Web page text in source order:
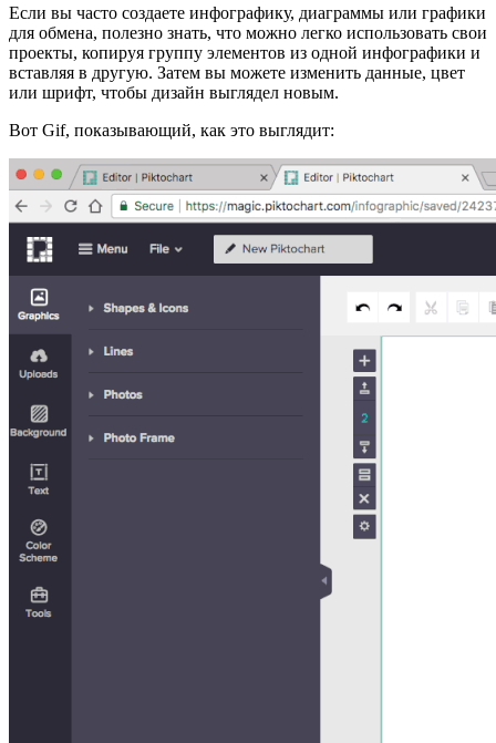
Если вы часто создаете инфографику, диаграммы или графики
для обмена, полезно знать, что можно легко использовать свои
проекты, копируя группу элементов из одной инфографики и
вставляя в другую. Затем вы можете изменить данные, цвет
или шрифт, чтобы дизайн выглядел новым.
Вот Gif, показывающий, как это выглядит: